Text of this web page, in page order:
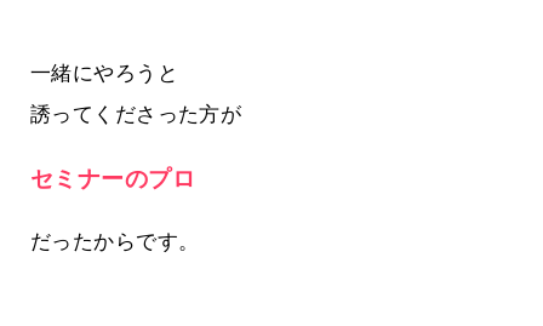
一緒にやろうと
誘ってくださった方が
セミナーのプロ
だったからです。